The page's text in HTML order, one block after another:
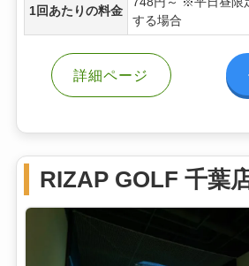
1回あたりの料金
する場合
詳細ページ
RIZAP GOLF 千葉